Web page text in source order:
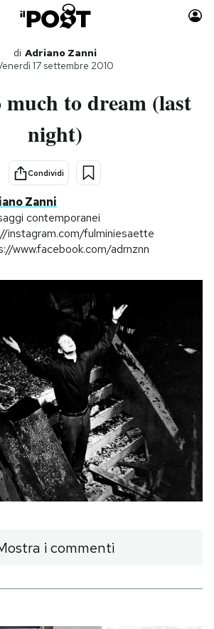
Auto
Libri
Consumismi
Storie/Idee
Media
Europa
Mondiali calcio 2026
di Adriano Zanni
17 settembre 2010
to dream (last
night)
Condividi
Zanni
contemporanei
instagram.com/fulminiesaette
www.facebook.com/adrnznn
i commenti